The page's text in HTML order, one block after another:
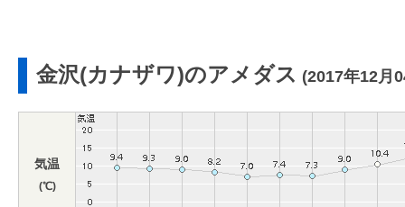
金沢(カナザワ)のアメダス (2017年12月
気温
(℃)